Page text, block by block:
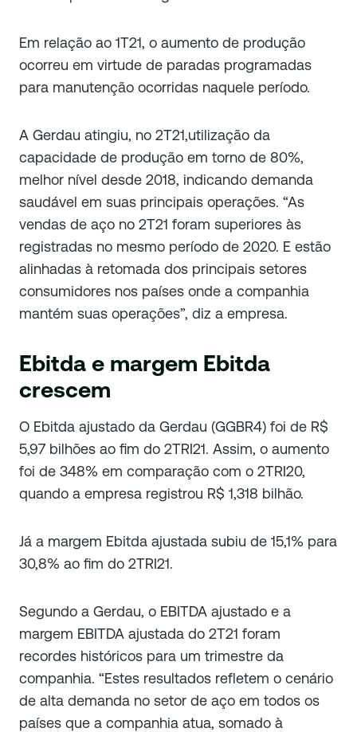
Em relação ao 1T21, o aumento de produção
ocorreu em virtude de paradas programadas
para manutenção ocorridas naquele período.
A Gerdau atingiu, no 2T21,utilização da
capacidade de produção em torno de 80%,
melhor nível desde 2018, indicando demanda
saudável em suas principais operações. “As
vendas de aço no 2T21 foram superiores às
registradas no mesmo período de 2020. E estão
alinhadas à retomada dos principais setores
consumidores nos países onde a companhia
mantém suas operações”, diz a empresa.
Ebitda e margem Ebitda
crescem
O Ebitda ajustado da Gerdau (GGBR4) foi de R$
5,97 bilhões ao fim do 2TRI21. Assim, o aumento
foi de 348% em comparação com o 2TRI20,
quando a empresa registrou R$ 1,318 bilhão.
Já a margem Ebitda ajustada subiu de 15,1% para
30,8% ao fim do 2TRI21.
Segundo a Gerdau, o EBITDA ajustado e a
margem EBITDA ajustada do 2T21 foram
recordes históricos para um trimestre da
companhia. “Estes resultados refletem o cenário
de alta demanda no setor de aço em todos os
países que a companhia atua, somado à